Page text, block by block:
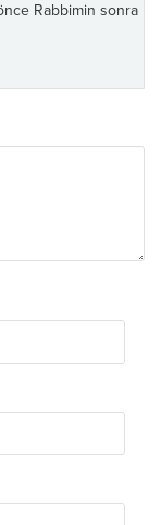
Rabbimin sonra